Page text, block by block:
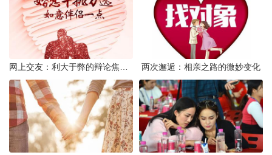
两次邂逅：相亲之路的微妙变化